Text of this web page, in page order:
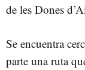
de les Dones
Se encuentra
parte una ruta